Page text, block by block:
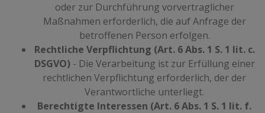
oder zur Durchführung vorvertraglicher
Maßnahmen erforderlich, die auf Anfrage der
betroffenen Person erfolgen.
Rechtliche Verpflichtung (Art. 6 Abs. 1 S. 1 lit. c.
DSGVO)- Die Verarbeitung ist zur Erfüllung einer
rechtlichen Verpflichtung erforderlich, der der
Verantwortliche unterliegt.
Berechtigte Interessen (Art. 6 Abs. 1 S. 1 lit. f.